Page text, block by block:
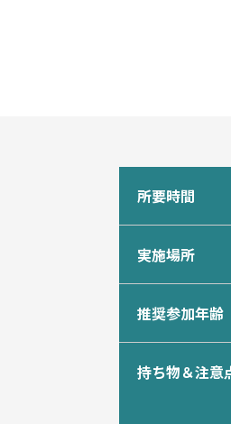
所要時間
実施場所
推奨参加年齢
持ち物＆注意